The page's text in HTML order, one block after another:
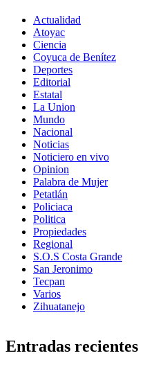
Actualidad
Atoyac
Ciencia
Coyuca de Benítez
Deportes
Editorial
Estatal
La Union
Mundo
Nacional
Noticias
Noticiero en vivo
Opinion
Palabra de Mujer
Petatlán
Policiaca
Politica
Propiedades
Regional
S.O.S Costa Grande
San Jeronimo
Tecpan
Varios
Zihuatanejo
Entradas recientes